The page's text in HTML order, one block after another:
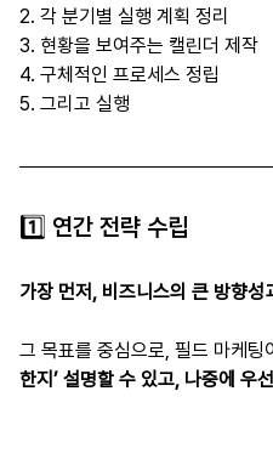
2. 각 분기별 실행 계획 정리
3. 현황을 보여주는 캘린더 제작
4. 구체적인 프로세스 정립
5. 그리고 실행
1️⃣ 연간 전략 수립
가장 먼저, 비즈니스의 큰 방향성
그 목표를 중심으로, 필드 마케
한지’ 설명할 수 있고, 나중에 우